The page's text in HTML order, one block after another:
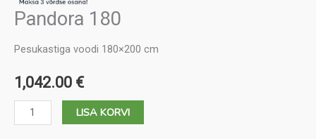
Pandora 180
Pesukastiga voodi 180×200 cm
1,042.00 €
Pandora
180
LISA KORVI